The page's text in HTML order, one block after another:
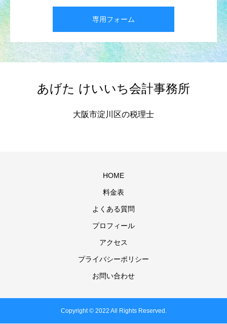
専用フォーム
あげた けいいち会計事務所
大阪市淀川区の税理士
HOME
料金表
よくある質問
プロフィール
アクセス
プライバシーポリシー
お問い合わせ
Copyright © 2022 All Rights Reserved.